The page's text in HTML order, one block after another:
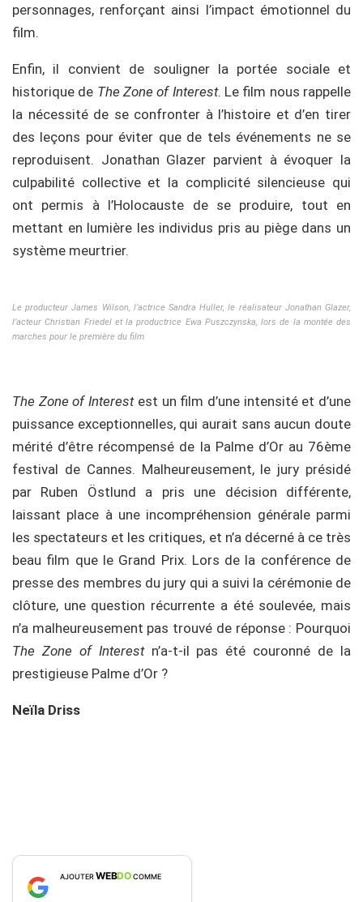
personnages, renforçant ainsi l’impact émotionnel du
film.
Enfin, il convient de souligner la portée sociale et
historique de The Zone of Interest. Le film nous rappelle
la nécessité de se confronter à l’histoire et d’en tirer
des leçons pour éviter que de tels événements ne se
reproduisent. Jonathan Glazer parvient à évoquer la
culpabilité collective et la complicité silencieuse qui
ont permis à l’Holocauste de se produire, tout en
mettant en lumière les individus pris au piège dans un
système meurtrier.
Le producteur James Wilson, l’actrice Sandra Huller, le réalisateur Jonathan Glazer,
l’acteur Christian Friedel et la productrice Ewa Puszczynska, lors de la montée des
marches pour le première du film
The Zone of Interestest un film d’une intensité et d’une
puissance exceptionnelles, qui aurait sans aucun doute
mérité d’être récompensé de la Palme d’Or au 76ème
festival de Cannes. Malheureusement, le jury présidé
par Ruben Östlund a pris une décision différente,
laissant place à une incompréhension générale parmi
les spectateurs et les critiques, et n’a décerné à ce très
beau film que le Grand Prix. Lors de la conférence de
presse des membres du jury qui a suivi la cérémonie de
clôture, une question récurrente a été soulevée, mais
n’a malheureusement pas trouvé de réponse : Pourquoi
The Zone of Interestn’a-t-il pas été couronné de la
prestigieuse Palme d’Or ?
Neïla Driss
AJOUTERWEBDOCOMME